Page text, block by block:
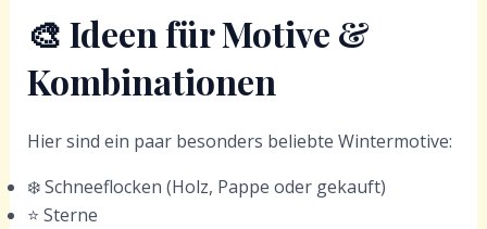
🎨 Ideen für Motive &
Kombinationen
Hier sind ein paar besonders beliebte Wintermotive:
❄️ Schneeflocken (Holz, Pappe oder gekauft)
⭐ Sterne